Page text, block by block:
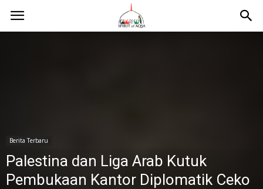
Berita Terbaru
Palestina dan Liga Arab Kutuk
Pembukaan Kantor Diplomatik Ceko